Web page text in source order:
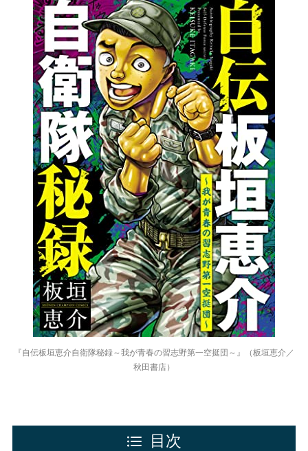
『自伝板垣恵介自衛隊秘録～我が青春の習志野第一空挺団～』（板垣恵介／
秋田書店）
目次